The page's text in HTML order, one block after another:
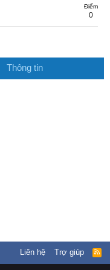
Điểm
0
Thông tin
Liên hệ Trợ giúp
R